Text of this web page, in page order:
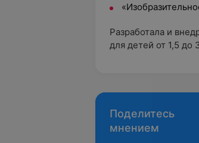
Разработала и
для детей от 1,5 до
Поделитесь
мнением